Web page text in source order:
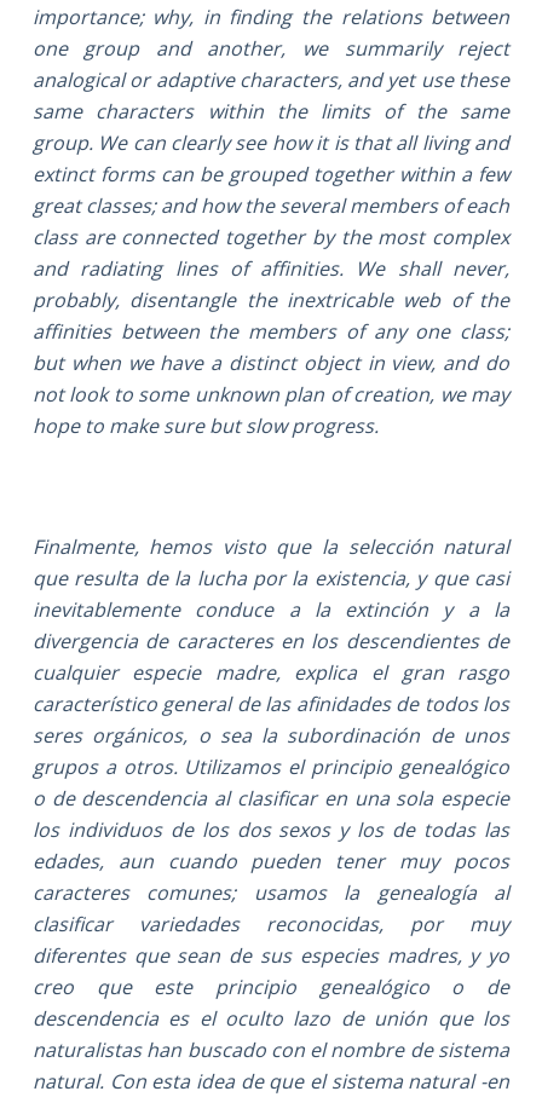
importance; why, in finding the relations between
one group and another, we summarily reject
analogical or adaptive characters, and yet use these
same characters within the limits of the same
group. We can clearly see how it is that all living and
extinct forms can be grouped together within a few
great classes; and how the several members of each
class are connected together by the most complex
and radiating lines of affinities. We shall never,
probably, disentangle the inextricable web of the
affinities between the members of any one class;
but when we have a distinct object in view, and do
not look to some unknown plan of creation, we may
hope to make sure but slow progress.
Finalmente, hemos visto que la selección natural
que resulta de la lucha por la existencia, y que casi
inevitablemente conduce a la extinción y a la
divergencia de caracteres en los descendientes de
cualquier especie madre, explica el gran rasgo
característico general de las afinidades de todos los
seres orgánicos, o sea la subordinación de unos
grupos a otros. Utilizamos el principio genealógico
o de descendencia al clasificar en una sola especie
los individuos de los dos sexos y los de todas las
edades, aun cuando pueden tener muy pocos
caracteres comunes; usamos la genealogía al
clasificar variedades reconocidas, por muy
diferentes que sean de sus especies madres, y yo
creo que este principio genealógico o de
descendencia es el oculto lazo de unión que los
naturalistas han buscado con el nombre de sistema
natural. Con esta idea de que el sistema natural -en